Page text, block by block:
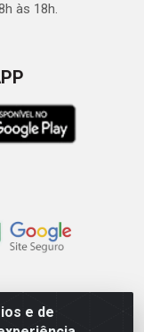
e de
às 18h.
Queiróz, 274